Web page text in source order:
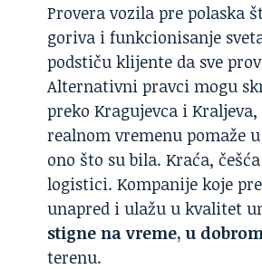
Provera vozila pre polaska
goriva i funkcionisanje
podstiču klijente da sve
Alternativni pravci mogu
preko Kragujevca i
realnom vremenu pomaže
ono što su bila. Kraća,
logistici. Kompanije koje
unapred i ulažu u kvalitet
stigne na vreme, u
terenu.